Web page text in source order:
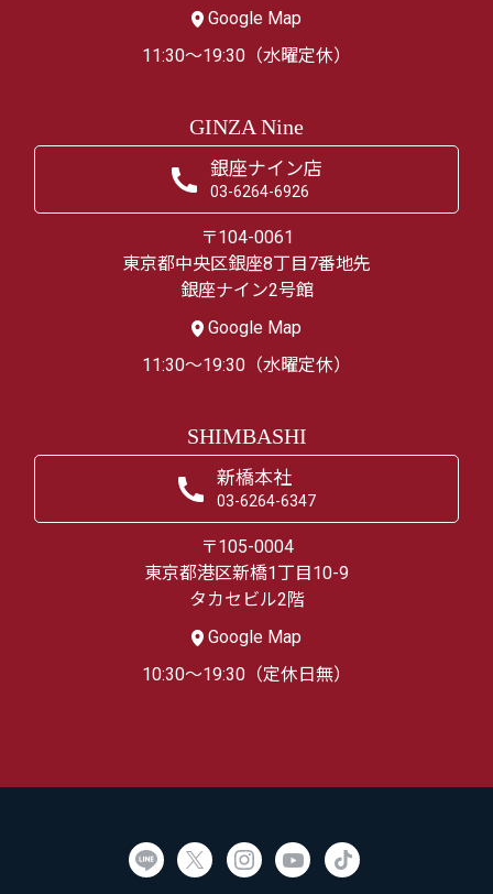
Google Map
11:30～19:30（水曜定休）
GINZA Nine
銀座ナイン店
03-6264-6926
〒104-0061
東京都中央区銀座8丁目7番地先
銀座ナイン2号館
Google Map
11:30～19:30（水曜定休）
SHIMBASHI
新橋本社
03-6264-6347
〒105-0004
東京都港区新橋1丁目10-9
タカセビル2階
Google Map
10:30～19:30（定休日無）